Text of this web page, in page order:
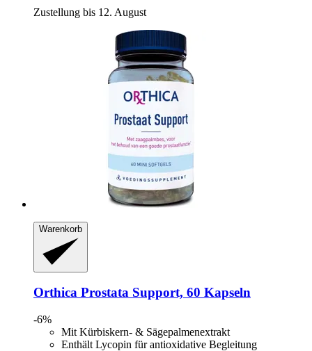
Zustellung bis 12. August
Warenkorb
Orthica Prostata Support, 60 Kapseln
-6%
Mit Kürbiskern- & Sägepalmenextrakt
Enthält Lycopin für antioxidative Begleitung